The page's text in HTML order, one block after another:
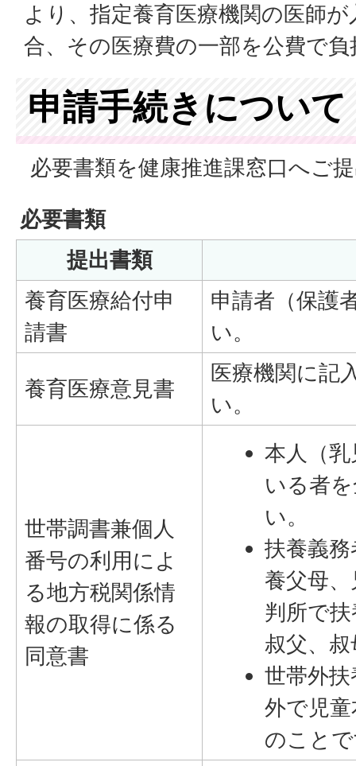
より、指定養育医療機関の医師
合、その医療費の一部を公費で
申請手続きについて
必要書類を健康推進課窓口へご
提出書類
必要書類
養育医療給付申
請書
申請者（保護
い。
養育医療意見書
医療機関に記
い。
世帯調書兼個人
番号の利用によ
る地方税関係情
報の取得に係る
同意書
本人（
いる者
い。
扶養義
養父母
判所で
叔父、
世帯外
外で児
のこと